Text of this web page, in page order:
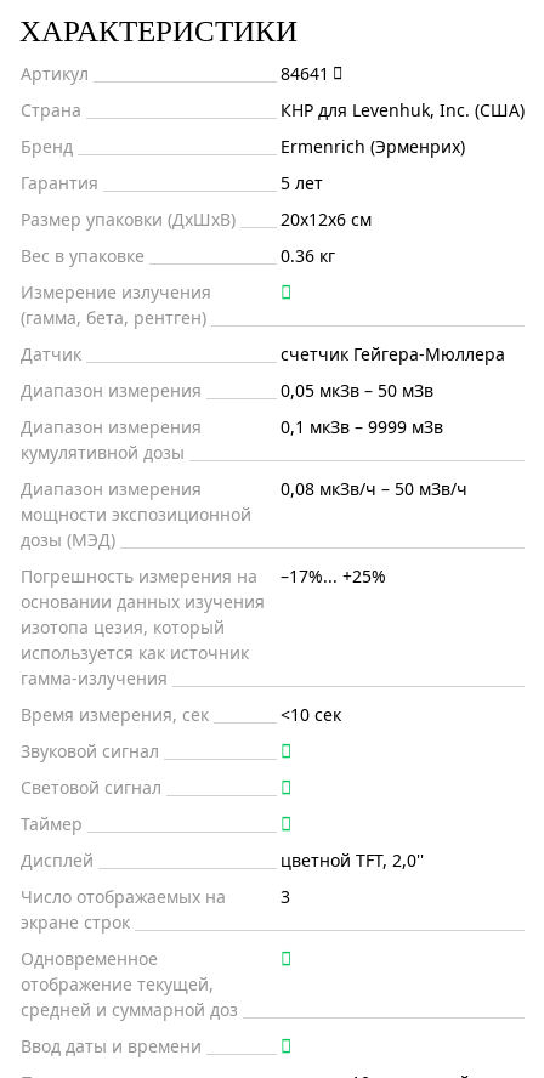
ХАРАКТЕРИСТИКИ
Артикул
84641
Страна
КНР для Levenhuk, Inc. (США)
Бренд
Ermenrich (Эрменрих)
Гарантия
5 лет
Размер упаковки (ДxШxВ)
20x12x6 см
Вес в упаковке
0.36 кг
Измерение излучения
(гамма, бета, рентген)
Датчик
счетчик Гейгера-Мюллера
Диапазон измерения
0,05 мкЗв – 50 мЗв
Диапазон измерения
кумулятивной дозы
0,1 мкЗв – 9999 мЗв
Диапазон измерения
мощности экспозиционной
дозы (МЭД)
0,08 мкЗв/ч – 50 мЗв/ч
Погрешность измерения на
основании данных изучения
изотопа цезия, который
используется как источник
гамма-излучения
–17%... +25%
Время измерения, сек
<10 сек
Звуковой сигнал
Световой сигнал
Таймер
Дисплей
цветной TFT, 2,0''
Число отображаемых на
экране строк
3
Одновременное
отображение текущей,
средней и суммарной доз
Ввод даты и времени